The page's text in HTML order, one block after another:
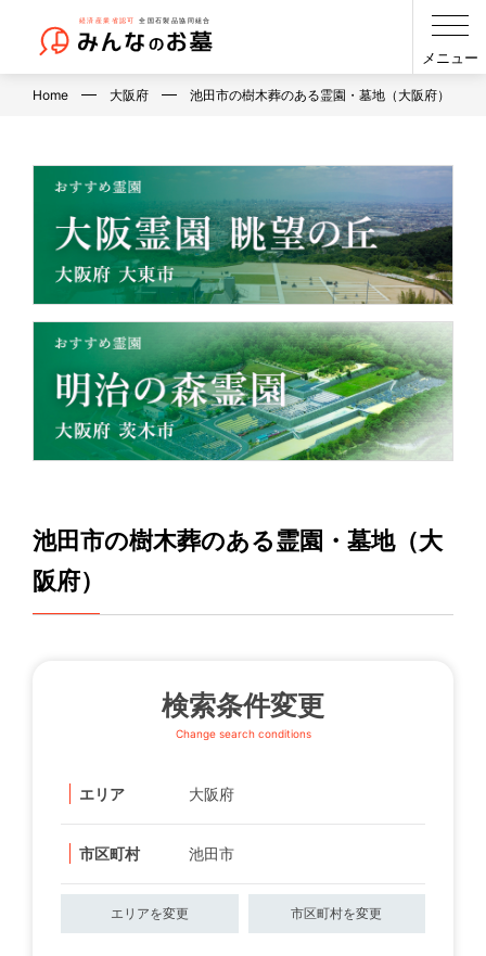
メニュー
Home 大阪府 池田市の樹木葬のある霊園・墓地（大阪府）
池田市の樹木葬のある霊園・墓地（大
阪府）
検索条件変更
Change search conditions
エリア 大阪府
市区町村 池田市
エリアを変更 市区町村を変更